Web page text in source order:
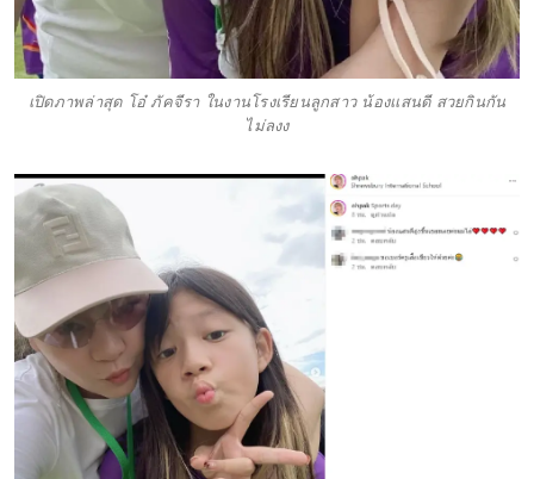
เปิดภาพล่าสุด โอ๋ ภัคจีรา ในงานโรงเรียนลูกสาว น้องเเสนดี สวยกินกัน
ไม่ลงง